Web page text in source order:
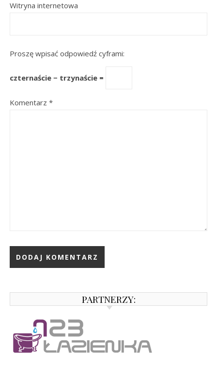
Witryna internetowa
Proszę wpisać odpowiedź cyframi:
czternaście − trzynaście =
Komentarz *
PARTNERZY: